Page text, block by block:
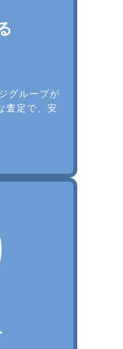
グループが
査定で、安